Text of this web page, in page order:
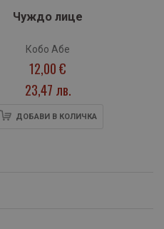
Чуждо лице
Кобо Абе
12,00 €
23,47 лв.
ДОБАВИ В КОЛИЧКА